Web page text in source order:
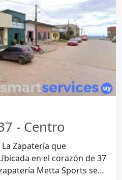
- Centro
Zapatería que
Metta Sports se